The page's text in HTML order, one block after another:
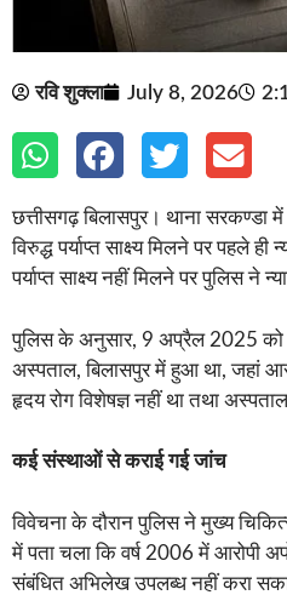
रवि शुक्ला July 8, 2026
छत्तीसगढ़ बिलासपुर। थाना सरकण्डा
विरुद्ध पर्याप्त साक्ष्य मिलने पर
पर्याप्त साक्ष्य नहीं मिलने पर पुलिस ने
पुलिस के अनुसार, 9 अप्रैल 2025 को
अस्पताल, बिलासपुर में हुआ था, जहां
हृदय रोग विशेषज्ञ नहीं था तथा
कई संस्थाओं से कराई गई जांच
विवेचना के दौरान पुलिस ने मुख्य
में पता चला कि वर्ष 2006 में आरोपी
संबंधित अभिलेख उपलब्ध नहीं करा